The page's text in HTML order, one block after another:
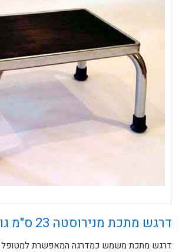
דרגש מתכת מנירוסטה 23 ס"מ גובה
דרגש מתכת משמש כמדרגה המאפשרת למטופל